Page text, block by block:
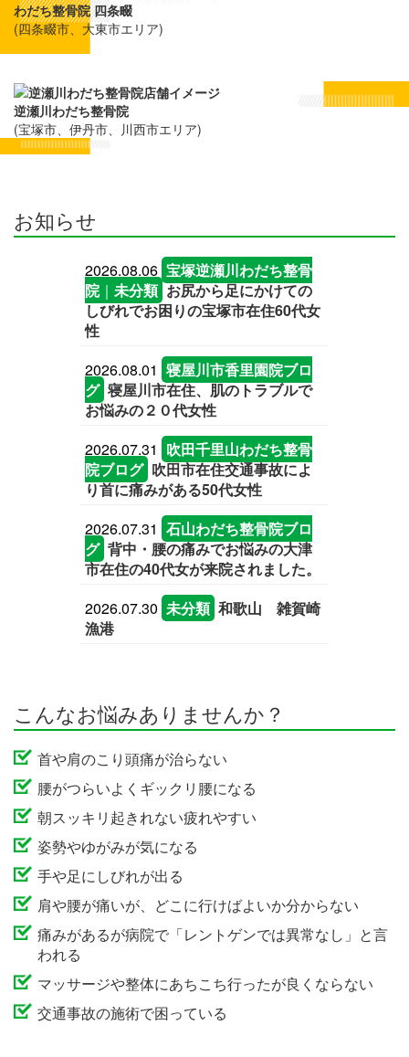
わだち整骨院 四条畷
(四条畷市、大東市エリア)
逆瀬川わだち整骨院
(宝塚市、伊丹市、川西市エリア)
お知らせ
2026.08.06 宝塚逆瀬川わだち整骨
院｜未分類 お尻から足にかけての
しびれでお困りの宝塚市在住60代女
性
2026.08.01 寝屋川市香里園院ブロ
グ 寝屋川市在住、肌のトラブルで
お悩みの２０代女性
2026.07.31 吹田千里山わだち整骨
院ブログ 吹田市在住交通事故によ
り首に痛みがある50代女性
2026.07.31 石山わだち整骨院ブロ
グ 背中・腰の痛みでお悩みの大津
市在住の40代女が来院されました。
2026.07.30 未分類 和歌山 雑賀崎
漁港
こんなお悩みありませんか？
首や肩のこり頭痛が治らない
腰がつらいよくギックリ腰になる
朝スッキリ起きれない疲れやすい
姿勢やゆがみが気になる
手や足にしびれが出る
肩や腰が痛いが、どこに行けばよいか分からない
痛みがあるが病院で「レントゲンでは異常なし」と言
われる
マッサージや整体にあちこち行ったが良くならない
交通事故の施術で困っている